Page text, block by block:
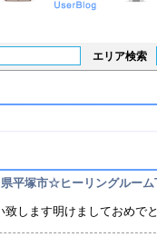
エリア検索
平塚市☆ヒーリングルーム
します明けましておめで